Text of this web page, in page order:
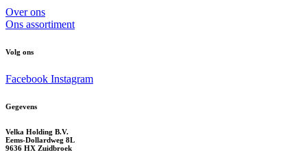
Over ons
Ons assortiment
Volg ons
Facebook Instagram
Gegevens
Velka Holding B.V.
Eems-Dollardweg 8L
9636 HX Zuidbroek